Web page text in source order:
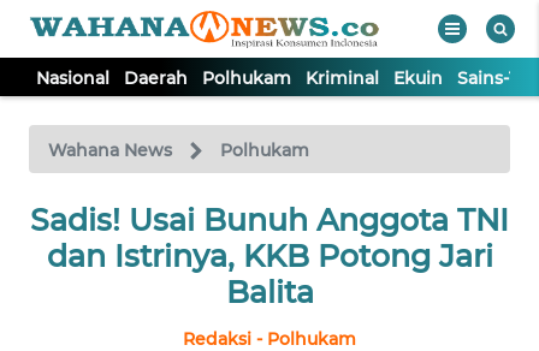
Nasional Daerah Polhukam Kriminal Ekuin Sains-
Wahana News Polhukam
Sadis! Usai Bunuh Anggota TNI
dan Istrinya, KKB Potong Jari
Balita
Redaksi - Polhukam
TV
Tutup
NASIONAL